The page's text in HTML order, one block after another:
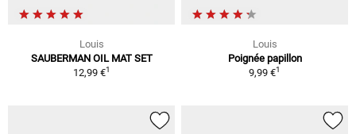
Louis
SAUBERMAN OIL MAT SET
12,99 €1
Louis
Poignée papillon
9,99 €1